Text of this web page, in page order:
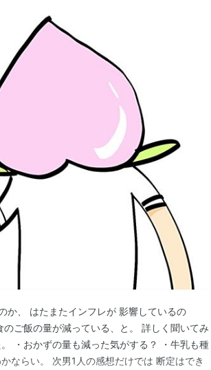
か、 はたまたインフレが 影響しているの
ご飯の量が減っている、と。 詳しく聞いてみ
・おかずの量も減った気がする？ ・牛乳も種
ならい。 次男1人の感想だけでは 断定はでき